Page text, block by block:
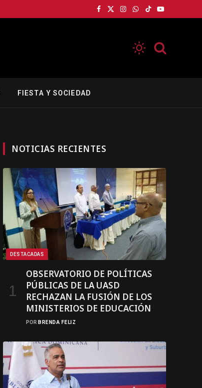
Facebook
X
Instagram
WhatsApp
TikTokYouTube
FIESTA Y SOCIEDAD
NOTICIAS RECIENTES
DESTACADAS
OBSERVATORIO DE POLÍTICAS
PÚBLICAS DE LA UASD
RECHAZAN LA FUSIÓN DE LOS
MINISTERIOS DE EDUCACIÓN
POR BRENDA FELIZ